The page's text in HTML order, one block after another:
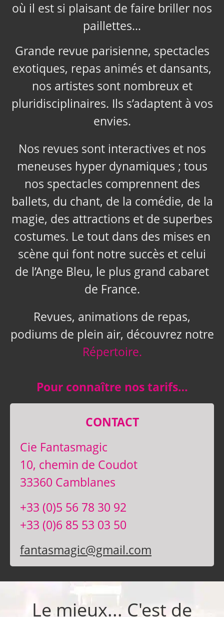
où il est si plaisant de faire briller nos
paillettes…
Grande revue parisienne, spectacles
exotiques, repas animés et dansants,
nos artistes sont nombreux et
pluridisciplinaires. Ils s’adaptent à vos
envies.
Nos revues sont interactives et nos
meneuses hyper dynamiques ; tous
nos spectacles comprennent des
ballets, du chant, de la comédie, de la
magie, des attractions et de superbes
costumes. Le tout dans des mises en
scène qui font notre succès et celui
de l’Ange Bleu, le plus grand cabaret
de France.
Revues, animations de repas,
podiums de plein air, découvrez notre
Répertoire.
Pour connaître nos tarifs…
CONTACT
Cie Fantasmagic
10, chemin de Coudot
33360 Camblanes
+33 (0)5 56 78 30 92
+33 (0)6 85 53 03 50
fantasmagic@gmail.com
Le mieux... C'est de